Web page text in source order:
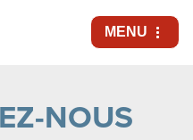
MENU
NOUS